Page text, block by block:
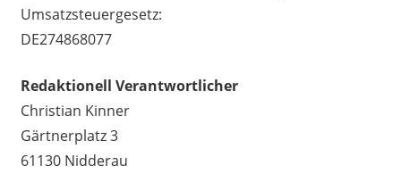
Umsatzsteuergesetz:
DE274868077
Redaktionell Verantwortlicher
Christian Kinner
Gärtnerplatz 3
61130 Nidderau